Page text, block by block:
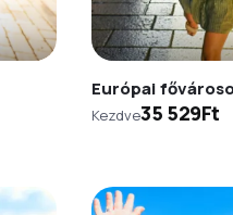
Európai
Kezdve35 529Ft